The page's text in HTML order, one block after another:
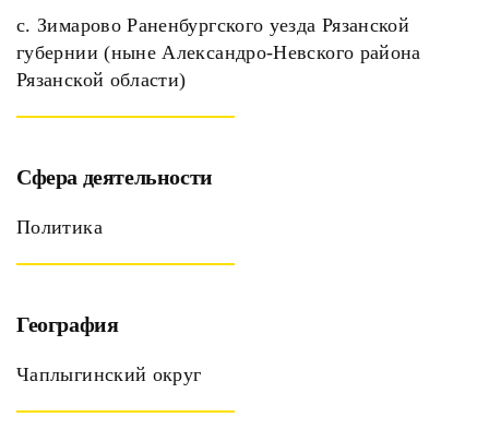
с. Зимарово Раненбургского уезда Рязанской
губернии (ныне Александро-Невского района
Рязанской области)
Сфера деятельности
Политика
География
Чаплыгинский округ